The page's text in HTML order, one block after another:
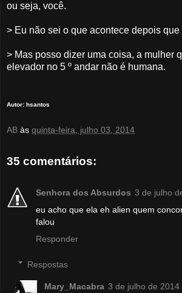
ou seja, você.
> Eu não sei o que acontece depois
> Mas posso dizer uma coisa, a mulher
elevador no 5 º andar não é humana.
Autor: hsantos
AB às quinta-feira, julho 03, 2014
35 comentários:
Senhora dos Absurdos 3 de julho
eu acho que ela eh alien quem
falou
Responder
Respostas
Mary_Macabra 3 de julho de 2014